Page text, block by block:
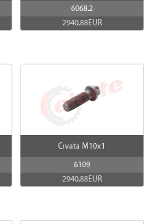
6068.2
2940,88EUR
Cıvata M10x1
6109
2940,88EUR